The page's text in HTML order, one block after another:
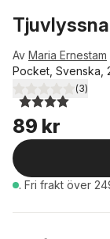
Av Maria Ernestam
Pocket, Svenska,
4,0utav 5 stjärnor.
(3)
89 kr
. Fri frakt över